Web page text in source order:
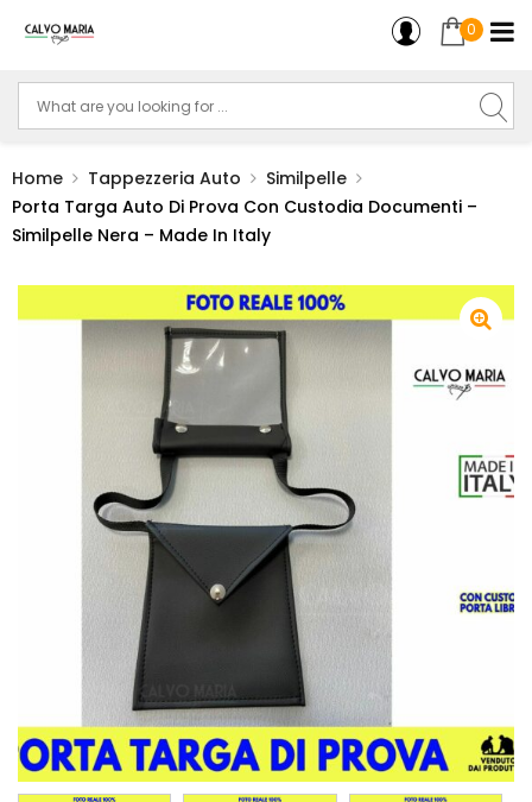
0
Home Tappezzeria Auto
Similpelle
Porta Targa Auto Di Prova Con Custodia Documenti –
Similpelle Nera – Made In Italy